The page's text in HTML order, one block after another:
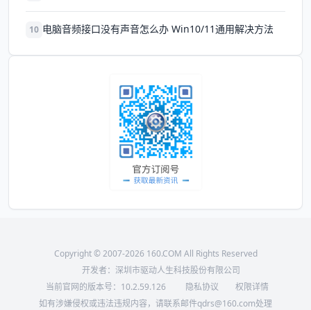
10 电脑音频接口没有声音怎么办 Win10/11通用解决方法
Copyright © 2007-2026 160.COM All Rights Reserved
开发者：深圳市驱动人生科技股份有限公司
当前官网的版本号： 10.2.59.126 隐私协议
权限详情
如有涉嫌侵权或违法违规内容，请联系邮件qdrs@160.com处理